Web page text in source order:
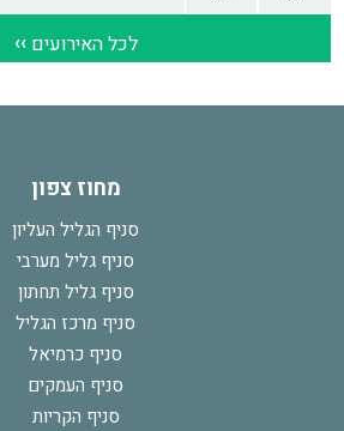
מחוז צפון
סניף הגליל העליון
סניף גליל מערבי
סניף גליל תחתון
סניף מרכז הגליל
סניף כרמיאל
סניף העמקים
סניף הקריות